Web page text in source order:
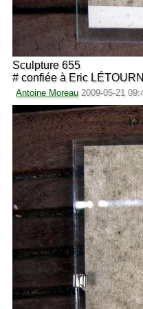
Sculpture 655
# confiée à Eric
Antoine Moreau 2009-05-21